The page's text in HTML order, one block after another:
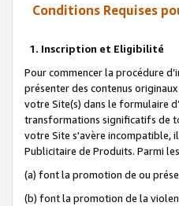
Conditions Requises
1. Inscription et Eligibilité
Pour commencer la procédure
présenter des contenus
votre Site(s) dans le formulaire
transformations significatifs de
votre Site s'avère incompatible,
Publicitaire de Produits. Parmi
(a) font la promotion de ou
(b) font la promotion de la